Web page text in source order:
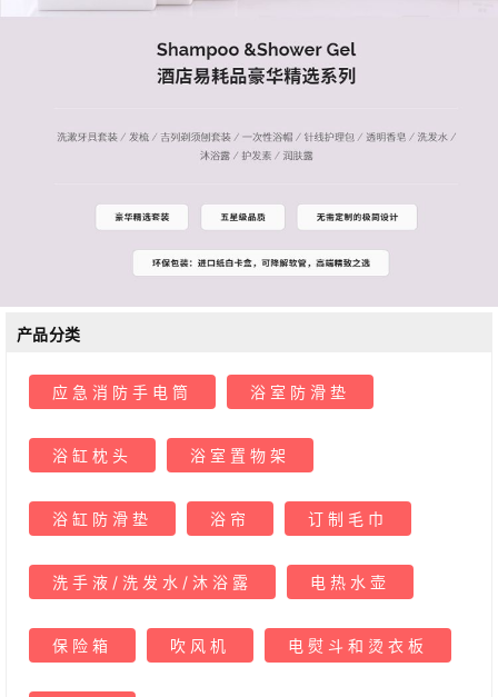
产品分类
应急消防手电筒 浴室防滑垫
浴缸枕头 浴室置物架
浴缸防滑垫 浴帘 订制毛巾
洗手液/洗发水/沐浴露 电热水壶
保险箱 吹风机 电熨斗和烫衣板